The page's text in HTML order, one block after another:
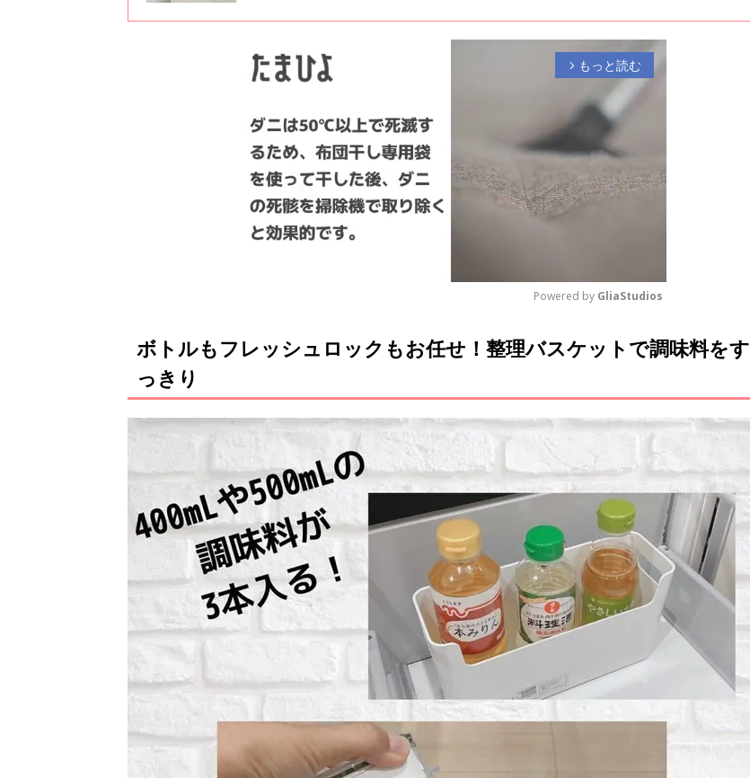
arrow_forward_ios もっと読む
M
t
e
Powered by GliaStudios
ボトルもフレッシュロックもお任せ！整理バスケットで調味料をす
っきり